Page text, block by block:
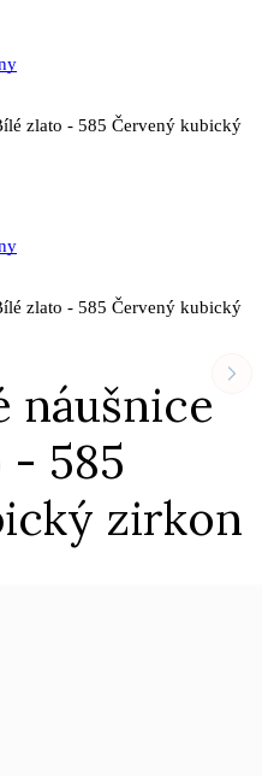
zlato - 585 Červený kubický
zlato - 585 Červený kubický
náušnice
- 585
zirkon